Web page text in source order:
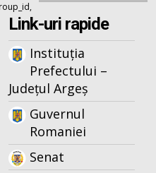
Link-uri rapide
Instituția
Prefectului –
Județul Argeș
Guvernul
Romaniei
Senat